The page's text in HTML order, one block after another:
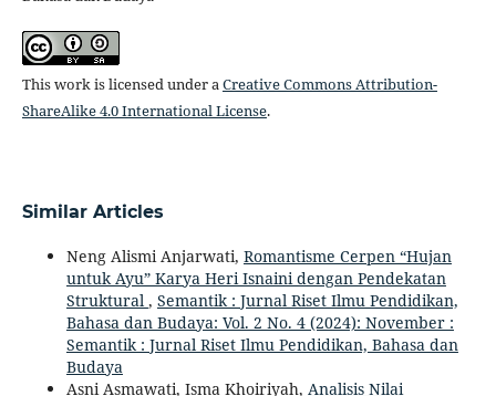
This work is licensed under a Creative Commons Attribution-
ShareAlike 4.0 International License.
Similar Articles
Neng Alismi Anjarwati, Romantisme Cerpen “Hujan
untuk Ayu” Karya Heri Isnaini dengan Pendekatan
Struktural , Semantik : Jurnal Riset Ilmu Pendidikan,
Bahasa dan Budaya: Vol. 2 No. 4 (2024): November :
Semantik : Jurnal Riset Ilmu Pendidikan, Bahasa dan
Budaya
Asni Asmawati, Isma Khoiriyah, Analisis Nilai